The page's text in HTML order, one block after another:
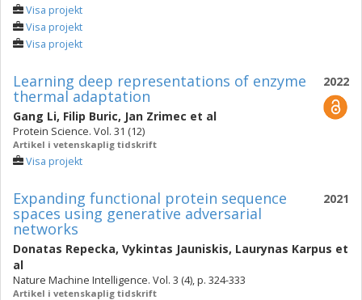
Visa projekt
Visa projekt
Visa projekt
2022
Learning deep representations of enzyme
thermal adaptation
Gang Li, Filip Buric, Jan Zrimec et al
Protein Science. Vol. 31 (12)
Artikel i vetenskaplig tidskrift
Visa projekt
2021
Expanding functional protein sequence
spaces using generative adversarial
networks
Donatas Repecka, Vykintas Jauniskis, Laurynas Karpus et
al
Nature Machine Intelligence. Vol. 3 (4), p. 324-333
Artikel i vetenskaplig tidskrift